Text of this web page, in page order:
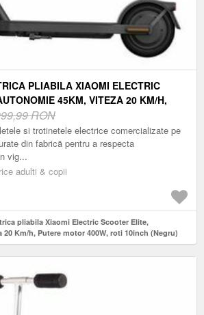
PLIABILA XIAOMI ELECTRIC
45KM, VITEZA 20 KM/H,
ROTI 10INCH (NEGRU)
RON
si trotinetele electrice comercializate pe
din fabrică pentru a respecta
vig...
adulti & copii
pliabila Xiaomi Electric Scooter Elite,
Km/h, Putere motor 400W, roti 10inch (Negru)